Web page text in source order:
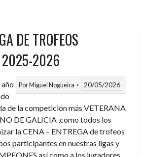
DE TROFEOS
2025-2026
PorMiguel Nogueira 20/05/2026
de la competición más VETERANA
DE GALICIA ,como todos los
la CENA – ENTREGA de trofeos
participantes en nuestras ligas y
como a los jugadores